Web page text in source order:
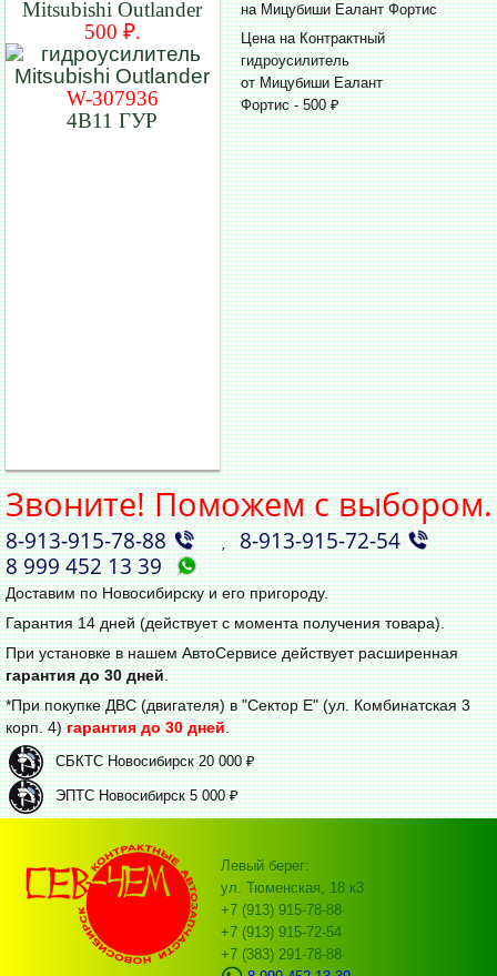
Mitsubishi Outlander
500 ₽.
W-307936
4B11 ГУР
на Мицубиши Еалант Фортис
Цена на Контрактный
гидроусилитель
от Мицубиши Еалант
Фортис - 500 ₽
Звоните! Поможем с выбором.
8‑913‑915‑78‑88 ,8‑913‑915‑72‑54
8 999 452 13 39
Доставим по Новосибирску и его пригороду.
Гарантия 14 дней (действует с момента получения товара).
При установке в нашем АвтоСервисе действует расширенная
гарантия до 30 дней.
*При покупке ДВС (двигателя) в "Сектор Е" (ул. Комбинатская 3
корп. 4)гарантия до 30 дней.
СБКТС Новосибирск 20 000 ₽
ЭПТС Новосибирск 5 000 ₽
Левый берег:
ул. Тюменская, 18 к3
+7 (913) 915-78-88
+7 (913) 915-72-54
+7 (383) 291-78-88